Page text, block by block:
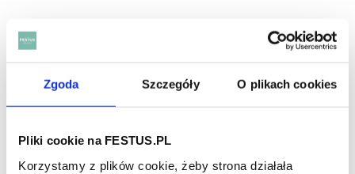
Zgoda Szczegóły O plikach cookies
Pliki cookie na FESTUS.PL
Korzystamy z plików cookie, żeby strona działała
SZUKAJ W SŁOWNIKU